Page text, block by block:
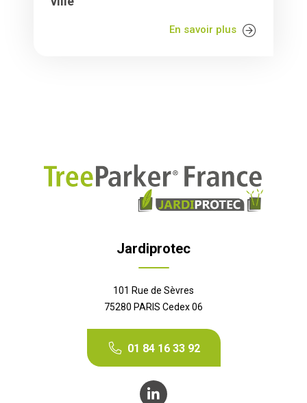
En savoir plus
Jardiprotec
101 Rue de Sèvres
75280 PARIS Cedex 06
01 84 16 33 92